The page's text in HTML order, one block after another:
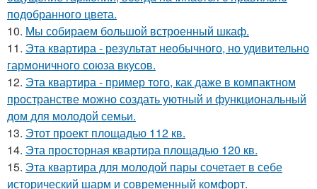
подобранного цвета.
10. Мы собираем большой встроенный шкаф.
11. Эта квартира - результат необычного, но удивительно
гармоничного союза вкусов.
12. Эта квартира - пример того, как даже в компактном
пространстве можно создать уютный и функциональный
дом для молодой семьи.
13. Этот проект площадью 112 кв.
14. Эта просторная квартира площадью 120 кв.
15. Эта квартира для молодой пары сочетает в себе
исторический шарм и современный комфорт.